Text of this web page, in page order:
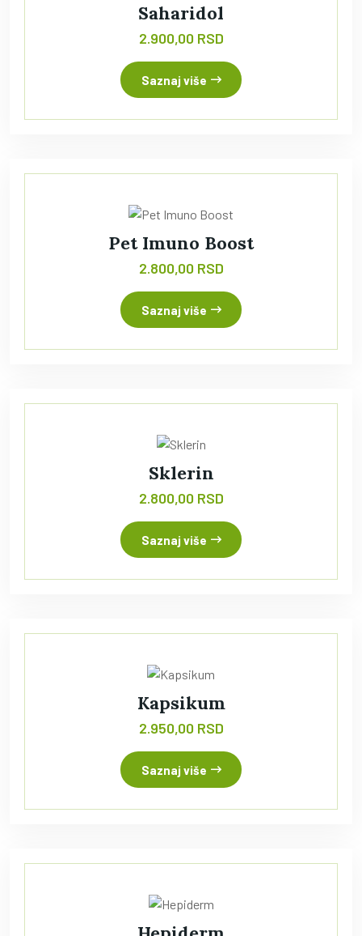
Saharidol
2.900,00 RSD
Saznaj više
Pet Imuno Boost
2.800,00 RSD
Saznaj više
Sklerin
2.800,00 RSD
Saznaj više
Kapsikum
2.950,00 RSD
Saznaj više